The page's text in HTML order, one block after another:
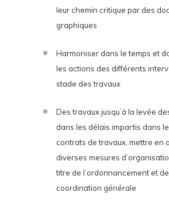
leur chemin critique par des
graphiques
Harmoniser dans le temps et
les actions des différents
stade des travaux
Des travaux jusqu’à la levée
dans les délais impartis dans
contrats de travaux, mettre en
diverses mesures
titre de l’ordonnancement et
coordination générale